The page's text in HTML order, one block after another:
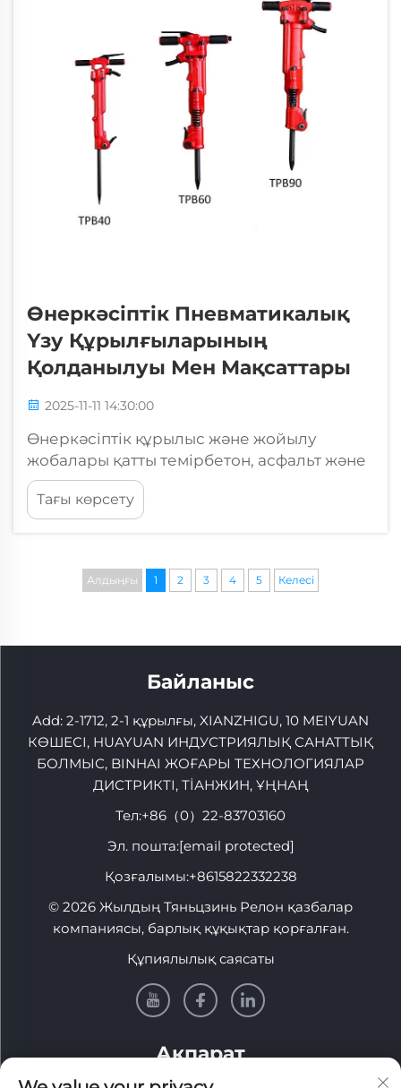
Өнеркәсіптік Пневматикалық
Үзу Құрылғыларының
Қолданылуы Мен Мақсаттары
2025-11-11 14:30:00
Өнеркәсіптік құрылыс және жойылу
жобалары қатты темірбетон, асфальт және
басқа да қатайтылған материалдарды
бұзуға қабілетті қуатты, тиімді құралдарды
талап етеді. Пневматикалық бұзғыш
зор жабдық ретінде орын алды...
Тағы көрсету
Алдыңғы 1 2 3 4 5 Келесі
Байланыс
Add: 2-1712, 2-1 құрылғы, XIANZHIGU, 10 MEIYUAN
КӨШЕСІ, HUAYUAN ИНДУСТРИЯЛЫҚ САНАТТЫҚ
БОЛМЫС, BINHAI ЖОҒАРЫ ТЕХНОЛОГИЯЛАР
ДИСТРИКТІ, ТİАНЖИН, ҰҢНАҢ
Тел:+86（0）22-83703160
Эл. пошта:[email protected]
Қозғалымы:+8615822332238
© 2026 Жылдың Тяньцзинь Релон қазбалар
компаниясы, барлық құқықтар қорғалған.
Құпиялылық саясаты
Ақпарат